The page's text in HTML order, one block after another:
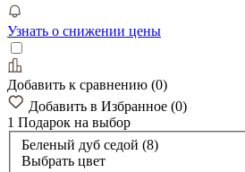
Узнать о снижении цены
Добавить к сравнению (0)
Добавить в Избранное (0)
1 Подарок на выбор
Беленый дуб седой (8)
Выбрать цвет